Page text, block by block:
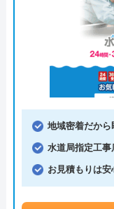
地域密着だか
水道局指定工事
お見積もりは